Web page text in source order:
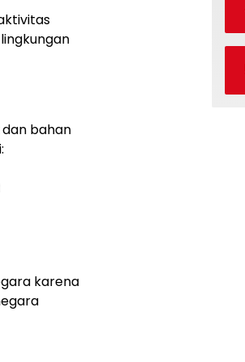
bahan
karena